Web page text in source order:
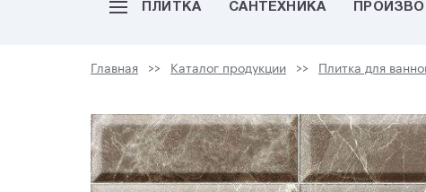
ПЛИТКА САНТЕХНИКА
Главная Каталог продукции Плитка для